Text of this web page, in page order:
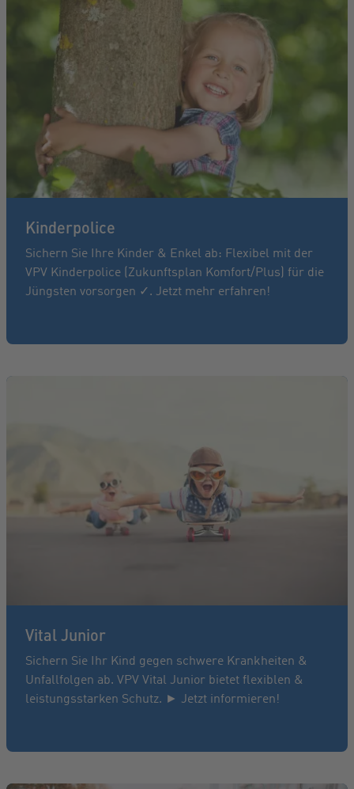
Kinderpolice
Sichern Sie Ihre Kinder & Enkel ab: Flexibel mit der
VPV Kinderpolice (Zukunftsplan Komfort/Plus) für die
Jüngsten vorsorgen ✓. Jetzt mehr erfahren!
Vital Junior
Sichern Sie Ihr Kind gegen schwere Krankheiten &
Unfallfolgen ab. VPV Vital Junior bietet flexiblen &
leistungsstarken Schutz. ► Jetzt informieren!